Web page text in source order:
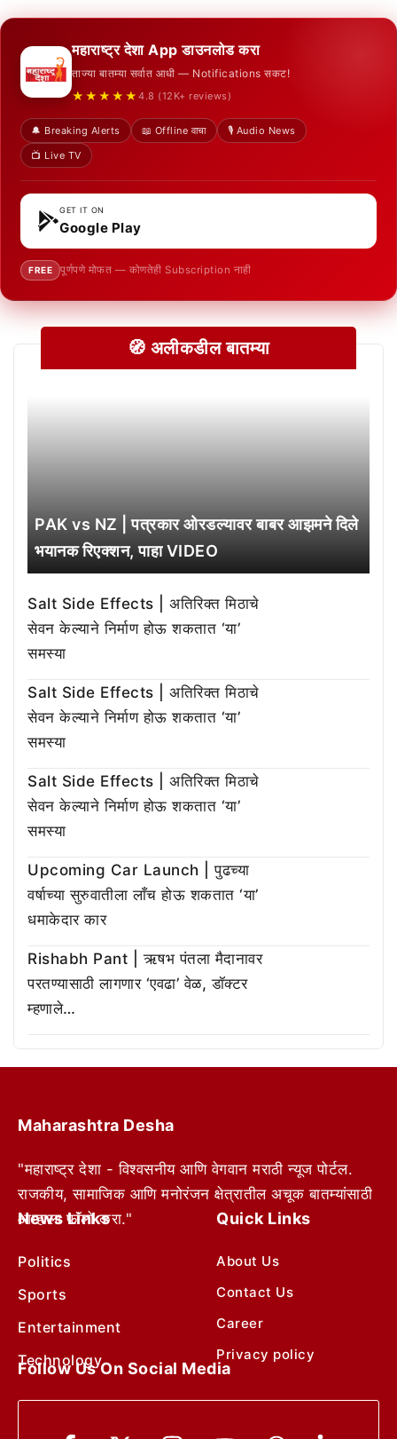
महाराष्ट्र देशा App डाउनलोड करा
ताज्या बातम्या सर्वात आधी — Notifications सकट!
★★★★★ 4.8 (12K+ reviews)
🔔 Breaking Alerts 📖 Offline वाचा
🎙️ Audio News
📺 Live TV
GET IT ON
Google Play
FREE पूर्णपणे मोफत — कोणतेही Subscription नाही
🧭 अलीकडील बातम्या
PAK vs NZ | पत्रकार ओरडल्यावर बाबर आझमने दिले
भयानक रिएक्शन, पाहा VIDEO
Salt Side Effects | अतिरिक्त मिठाचे
सेवन केल्याने निर्माण होऊ शकतात ‘या’
समस्या
Salt Side Effects | अतिरिक्त मिठाचे
सेवन केल्याने निर्माण होऊ शकतात ‘या’
समस्या
Salt Side Effects | अतिरिक्त मिठाचे
सेवन केल्याने निर्माण होऊ शकतात ‘या’
समस्या
Upcoming Car Launch | पुढच्या
वर्षाच्या सुरुवातीला लाँच होऊ शकतात ‘या’
धमाकेदार कार
Rishabh Pant | ऋषभ पंतला मैदानावर
परतण्यासाठी लागणार ‘एवढा’ वेळ, डॉक्टर
म्हणाले…
Maharashtra Desha
"महाराष्ट्र देशा - विश्वसनीय आणि वेगवान मराठी न्यूज पोर्टल.
राजकीय, सामाजिक आणि मनोरंजन क्षेत्रातील अचूक बातम्यांसाठी
आम्हाला फॉलो करा."
News Links
Politics
Sports
Entertainment
Technology
Quick Links
About Us
Contact Us
Career
Privacy policy
Follow Us On Social Media